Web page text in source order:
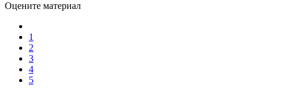
Оцените материал
1
2
3
4
5